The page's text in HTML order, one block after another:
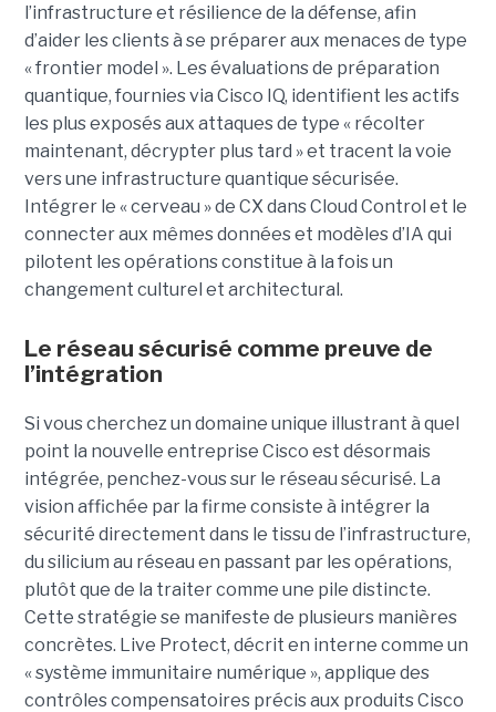
l’infrastructure et résilience de la défense, afin
d’aider les clients à se préparer aux menaces de type
« frontier model ». Les évaluations de préparation
quantique, fournies via Cisco IQ, identifient les actifs
les plus exposés aux attaques de type « récolter
maintenant, décrypter plus tard » et tracent la voie
vers une infrastructure quantique sécurisée.
Intégrer le « cerveau » de CX dans Cloud Control et le
connecter aux mêmes données et modèles d’IA qui
pilotent les opérations constitue à la fois un
changement culturel et architectural.
Le réseau sécurisé comme preuve de
l’intégration
Si vous cherchez un domaine unique illustrant à quel
point la nouvelle entreprise Cisco est désormais
intégrée, penchez-vous sur le réseau sécurisé. La
vision affichée par la firme consiste à intégrer la
sécurité directement dans le tissu de l’infrastructure,
du silicium au réseau en passant par les opérations,
plutôt que de la traiter comme une pile distincte.
Cette stratégie se manifeste de plusieurs manières
concrètes. Live Protect, décrit en interne comme un
« système immunitaire numérique », applique des
contrôles compensatoires précis aux produits Cisco